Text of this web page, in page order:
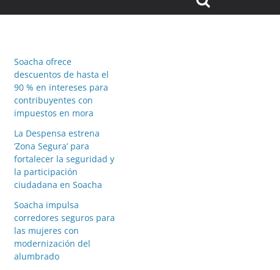
Soacha ofrece
descuentos de hasta el
90 % en intereses para
contribuyentes con
impuestos en mora
La Despensa estrena
‘Zona Segura’ para
fortalecer la seguridad y
la participación
ciudadana en Soacha
Soacha impulsa
corredores seguros para
las mujeres con
modernización del
alumbrado